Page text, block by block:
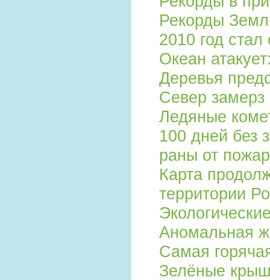
Рекорды
2010 год
Океан
Деревья
Север
Ледяные
100 дней без
раны от
Карта
территории
Аномальная
Самая
Зелёные